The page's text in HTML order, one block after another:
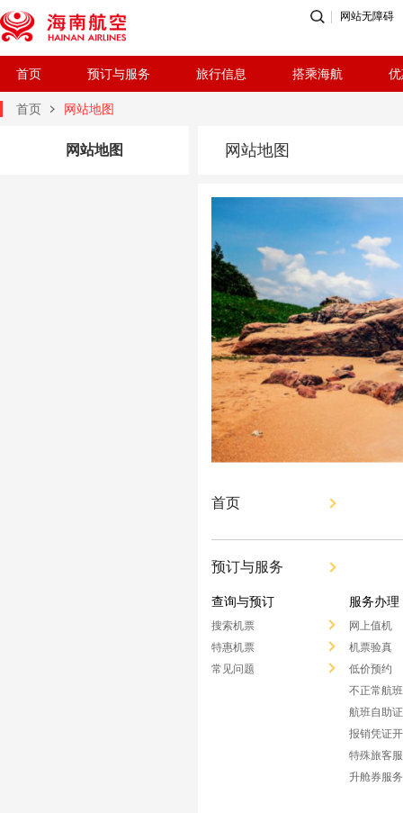
网站无障碍
首页 预订与服务 旅行信息 搭乘海航
首页 网站地图
网站地图 网站地图
首页
预订与服务
查询与预订
搜索机票
特惠机票
常见问题
服务办理
网上值机
机票验真
低价预约
不正常航
航班自助
报销凭证
特殊旅客
升舱券服